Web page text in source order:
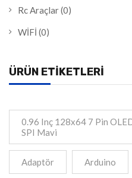
Rc Araçlar(0)
WİFİ (0)
ÜRÜN ETIKETLERI
0.96 Inç 128x64 7 Pin
SPI Mavi
Adaptör Arduino